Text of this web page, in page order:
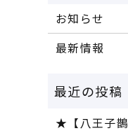
お知らせ
最新情報
★【八王子